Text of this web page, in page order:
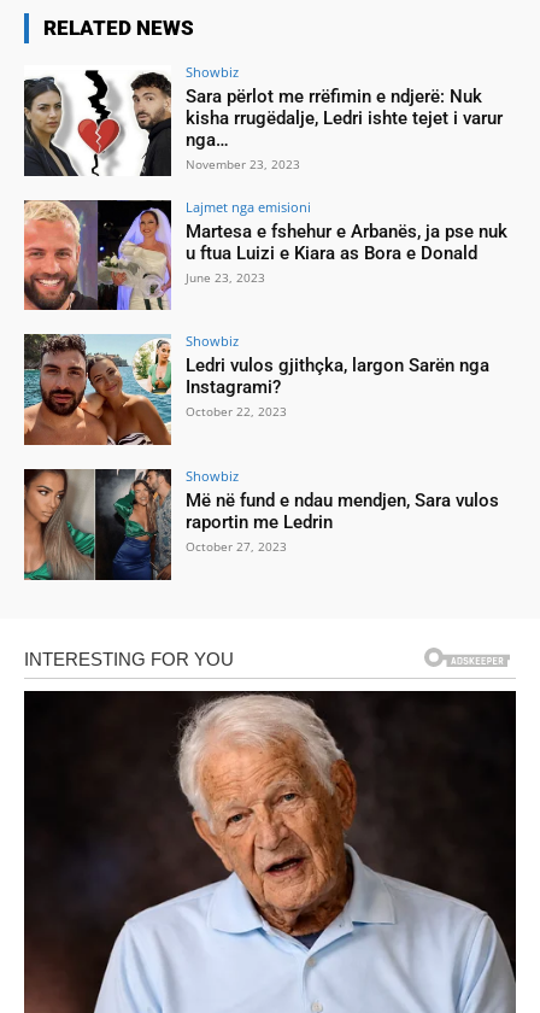
RELATED NEWS
Showbiz
Sara përlot me rrëfimin e ndjerë: Nuk
kisha rrugëdalje, Ledri ishte tejet i varur
nga…
November 23, 2023
Lajmet nga emisioni
Martesa e fshehur e Arbanës, ja pse nuk
u ftua Luizi e Kiara as Bora e Donald
June 23, 2023
Showbiz
Ledri vulos gjithçka, largon Sarën nga
Instagrami?
October 22, 2023
Showbiz
Më në fund e ndau mendjen, Sara vulos
raportin me Ledrin
October 27, 2023